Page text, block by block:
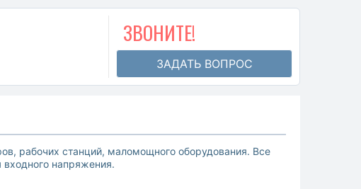
ЗВОНИТЕ!
ЗАДАТЬ ВОПРОС
рабочих станций, маломощного оборудования. Все
напряжения.